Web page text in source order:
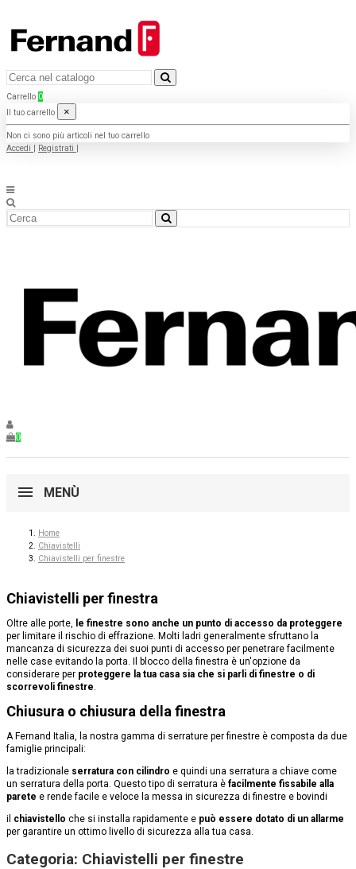
Carrello 0
Il tuo carrello
×
Non ci sono più articoli nel tuo carrello
Accedi
Registrati
0
MENÙ
Home
Chiavistelli
Chiavistelli per finestre
Chiavistelli per finestra
Oltre alle porte, le finestre sono anche un punto di accesso da proteggere
per limitare il rischio di effrazione. Molti ladri generalmente sfruttano la
mancanza di sicurezza dei suoi punti di accesso per penetrare facilmente
nelle case evitando la porta. Il
blocco della finestra è un'opzione da
considerare per proteggere la tua casa sia che si parli di finestre o di
scorrevoli finestre.
Chiusura o chiusura della finestra
A Fernand Italia, la nostra gamma di serrature per finestre è composta da due
famiglie principali:
la tradizionale serratura con cilindro e quindi una serratura a chiave come
un serratura della porta . Questo tipo di serratura è facilmente fissabile alla
parete e rende facile e veloce la messa in sicurezza di finestre e bovindi
il chiavistello che si installa rapidamente e può essere dotato di un allarme
per garantire un ottimo livello di sicurezza alla tua casa.
Categoria: Chiavistelli per finestre